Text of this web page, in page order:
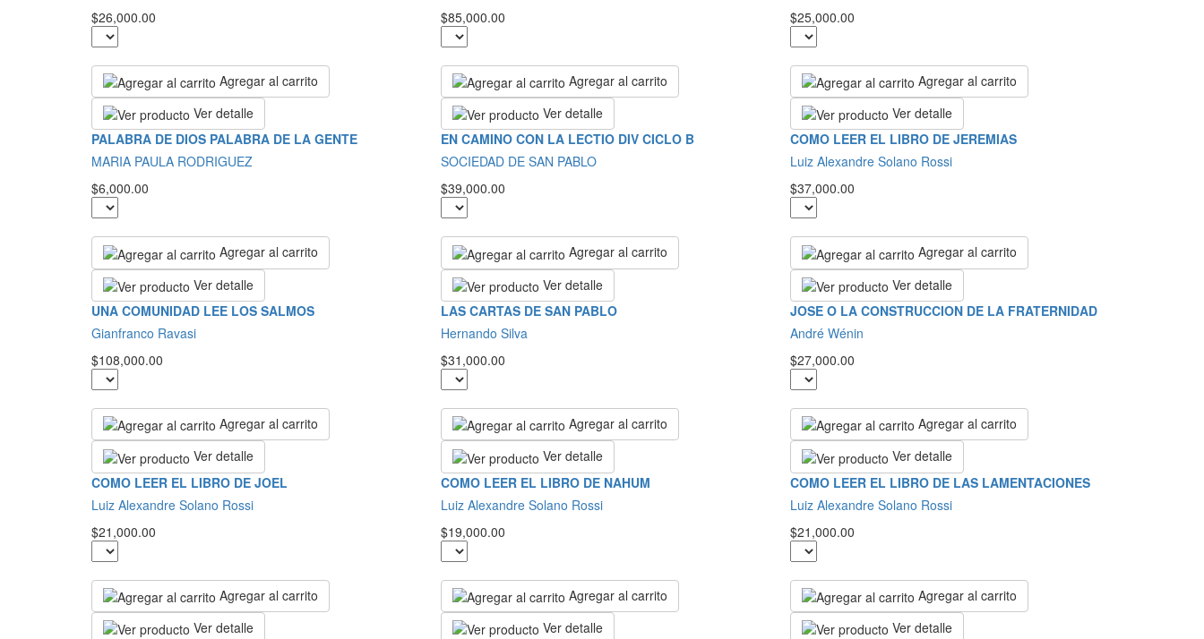
$26,000.00
$85,000.00
$25,000.00
Agregar al carrito
Ver detalle
PALABRA DE DIOS PALABRA DE LA GENTE
MARIA PAULA RODRIGUEZ
$6,000.00
Agregar al carrito
Ver detalle
EN CAMINO CON LA LECTIO DIV CICLO B
SOCIEDAD DE SAN PABLO
$39,000.00
Agregar al carrito
Ver detalle
COMO LEER EL LIBRO DE JEREMIAS
Luiz Alexandre Solano Rossi
$37,000.00
Agregar al carrito
Ver detalle
UNA COMUNIDAD LEE LOS SALMOS
Gianfranco Ravasi
$108,000.00
Agregar al carrito
Ver detalle
LAS CARTAS DE SAN PABLO
Hernando Silva
$31,000.00
Agregar al carrito
Ver detalle
JOSE O LA CONSTRUCCION DE LA FRATERNIDAD
André Wénin
$27,000.00
Agregar al carrito
Ver detalle
COMO LEER EL LIBRO DE JOEL
Luiz Alexandre Solano Rossi
$21,000.00
Agregar al carrito
Ver detalle
COMO LEER EL LIBRO DE NAHUM
Luiz Alexandre Solano Rossi
$19,000.00
Agregar al carrito
Ver detalle
COMO LEER EL LIBRO DE LAS LAMENTACIONES
Luiz Alexandre Solano Rossi
$21,000.00
Agregar al carrito
Ver detalle
Agregar al carrito
Ver detalle
Agregar al carrito
Ver detalle